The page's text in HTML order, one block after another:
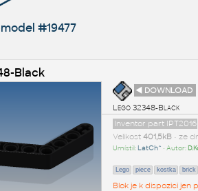
#19477
Black
◄ DOWNLOAD
Lego 32348-Black
Inventor part IPT2016
Velikost 401,5kB• ze
Umístil: LatCh^ • Autor:
Lego piece kostka brick
Blok je k dispozici jen